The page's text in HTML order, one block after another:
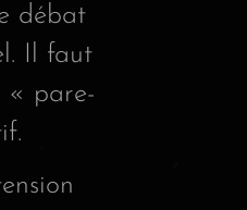
débat
Il faut
« pare-